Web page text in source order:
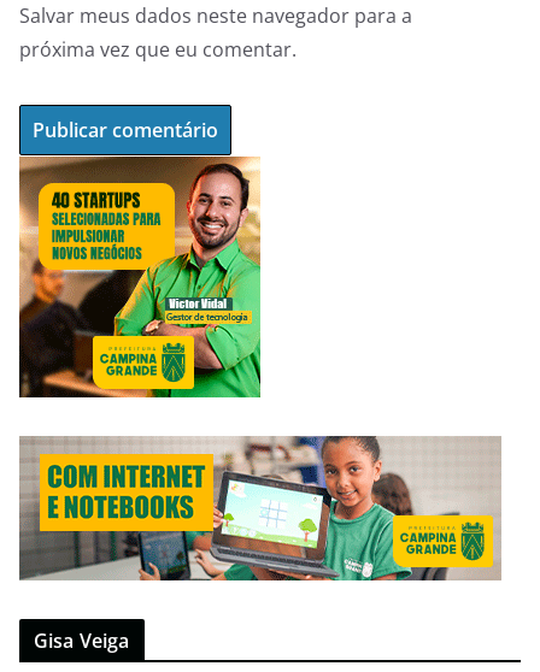
Salvar meus dados neste navegador para a
próxima vez que eu comentar.
Gisa Veiga